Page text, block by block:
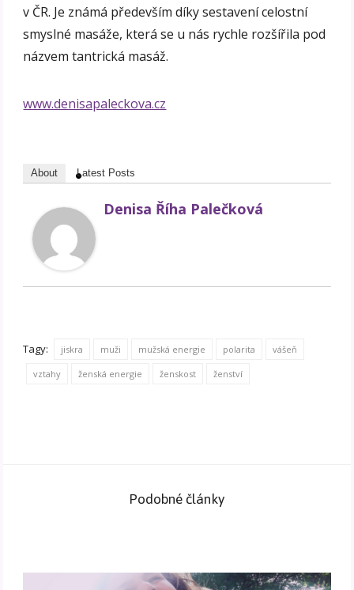
v ČR. Je známá především díky sestavení celostní
smyslné masáže, která se u nás rychle rozšířila pod
názvem tantrická masáž.
www.denisapaleckova.cz
About Latest Posts
Denisa Říha Palečková
Tagy: jiskra muži mužská energie polarita vášeň
vztahy ženská energie ženskost ženství
Podobné články